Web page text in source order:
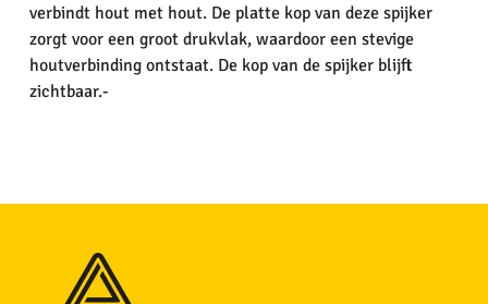
verbindt hout met hout. De platte kop van deze spijker
zorgt voor een groot drukvlak, waardoor een stevige
houtverbinding ontstaat. De kop van de spijker blijft
zichtbaar.-